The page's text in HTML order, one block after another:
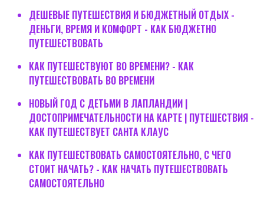
ДЕШЕВЫЕ ПУТЕШЕСТВИЯ И БЮДЖЕТНЫЙ ОТДЫХ -
ДЕНЬГИ, ВРЕМЯ И КОМФОРТ - КАК БЮДЖЕТНО
ПУТЕШЕСТВОВАТЬ
КАК ПУТЕШЕСТВУЮТ ВО ВРЕМЕНИ? - КАК
ПУТЕШЕСТВОВАТЬ ВО ВРЕМЕНИ
НОВЫЙ ГОД С ДЕТЬМИ В ЛАПЛАНДИИ |
ДОСТОПРИМЕЧАТЕЛЬНОСТИ НА КАРТЕ | ПУТЕШЕСТВИЯ -
КАК ПУТЕШЕСТВУЕТ САНТА КЛАУС
КАК ПУТЕШЕСТВОВАТЬ САМОСТОЯТЕЛЬНО, С ЧЕГО
СТОИТ НАЧАТЬ? - КАК НАЧАТЬ ПУТЕШЕСТВОВАТЬ
САМОСТОЯТЕЛЬНО